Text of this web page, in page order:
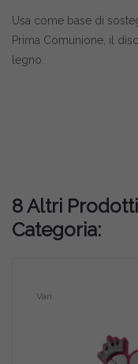
Usa come base di
Prima Comunione , il
legno.
8 Altri
Categoria:
Vari